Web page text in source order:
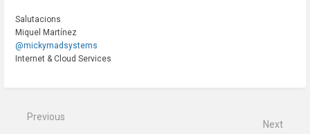
Salutacions
Miquel Martínez
@mickymadsystems
Internet & Cloud Services
Previous
Next